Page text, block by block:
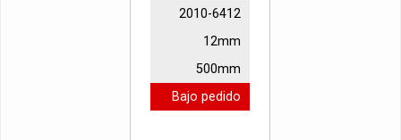
2010-6412
12mm
500mm
Bajo pedido